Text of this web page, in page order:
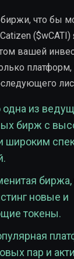
что бы
($wCATI)
вашей
одна из
бирж с
широким
биржа,
новые и
токены.
пар и